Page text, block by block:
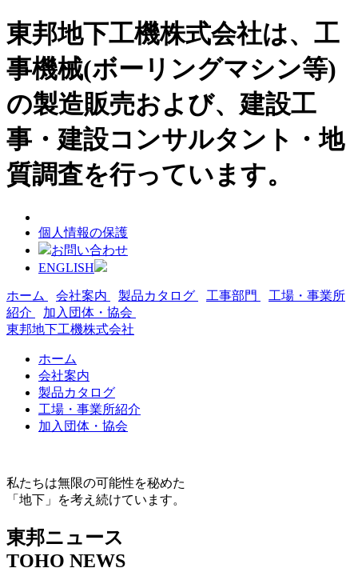
東邦地下工機株式会社は、工
事機械(ボーリングマシン等)
の製造販売および、建設工
事・建設コンサルタント・地
質調査を行っています。
個人情報の保護
お問い合わせ
ENGLISH
ホーム 会社案内 製品カタログ 工事部門
工場・事業所
紹介
加入団体・協会
東邦地下工機株式会社
ホーム
会社案内
製品カタログ
工場・事業所紹介
加入団体・協会
私たちは無限の可能性を秘めた
「地下」を考え続けています。
東邦ニュース
TOHO NEWS